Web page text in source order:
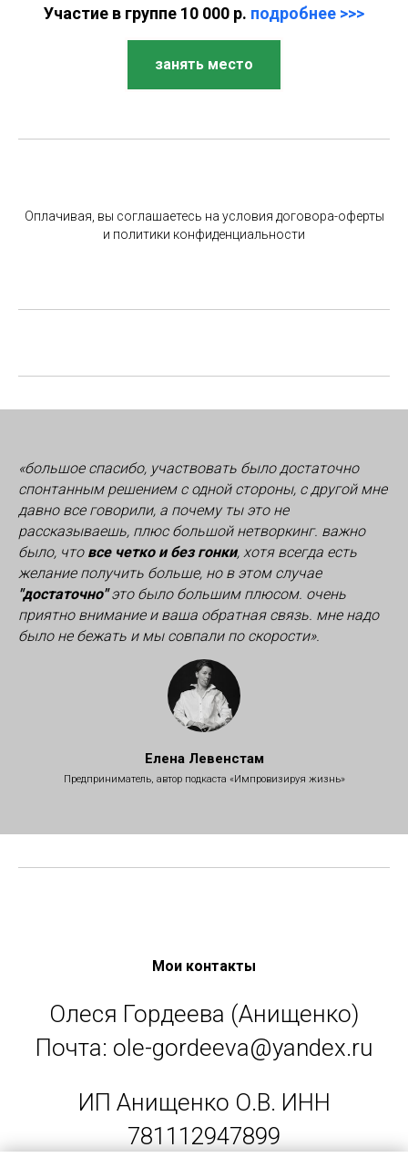
Участие в группе 10 000 р. подробнее >>>
занять место
Оплачивая, вы соглашаетесь на условия договора-оферты
и политики конфиденциальности
«большое спасибо, участвовать было достаточно
спонтанным решением с одной стороны, с другой мне
давно все говорили, а почему ты это не
рассказываешь, плюс большой нетворкинг. важно
было, что все четко и без гонки, хотя всегда есть
желание получить больше, но в этом случае
"достаточно"это было большим плюсом. очень
приятно внимание и ваша обратная связь. мне надо
было не бежать и мы совпали по скорости».
Елена Левенстам
Предприниматель, автор подкаста «Импровизируя жизнь»
Мои контакты
Олеся Гордеева (Анищенко)
Почта: ole-gordeeva@yandex.ru
ИП Анищенко О.В. ИНН
781112947899